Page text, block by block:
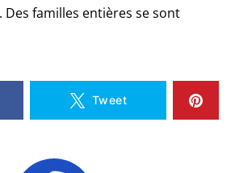
Des familles entières se sont
Tweet